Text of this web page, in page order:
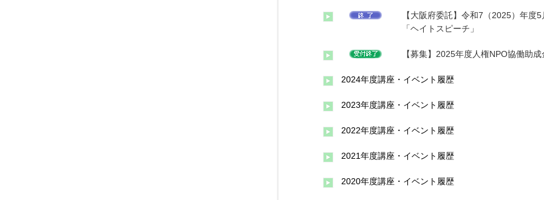
【大阪府委託】令和7（2025）年度
「ヘイトスピーチ」
【募集】2025年度人権NPO協働助成
2024年度講座・イベント履歴
2023年度講座・イベント履歴
2022年度講座・イベント履歴
2021年度講座・イベント履歴
2020年度講座・イベント履歴